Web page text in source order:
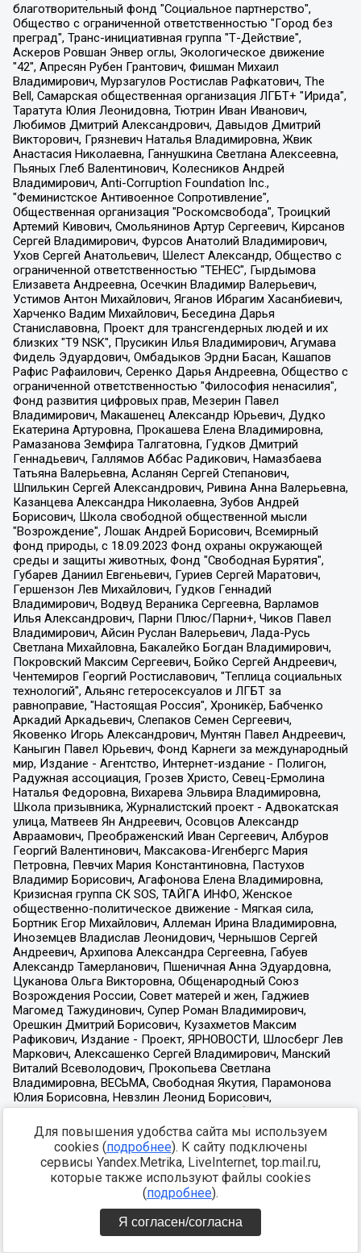
Для повышения удобства сайта мы используем
cookies (подробнее). К сайту подключены
сервисы Yandex.Metrika, LiveInternet, top.mail.ru,
которые также используют файлы cookies
(подробнее).
Я согласен/согласна